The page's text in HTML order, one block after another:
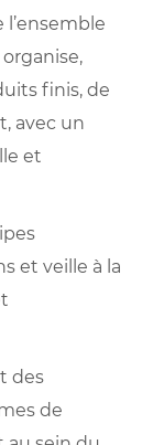
finis, de
avec un
et
et veille à la
des
de